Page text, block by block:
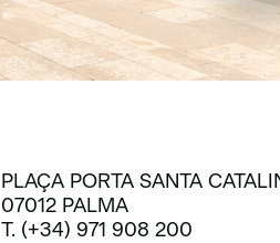
PLAÇA PORTA SANTA
07012 PALMA
T. (+34) 971 908 200